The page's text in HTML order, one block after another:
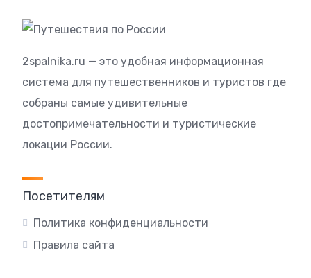
2spalnika.ru — это удобная информационная
система для путешественников и туристов где
собраны самые удивительные
достопримечательности и туристические
локации России.
Посетителям
Политика конфиденциальности
Правила сайта